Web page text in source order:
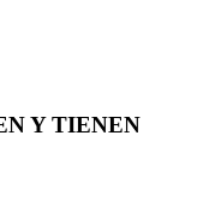
Y TIENEN